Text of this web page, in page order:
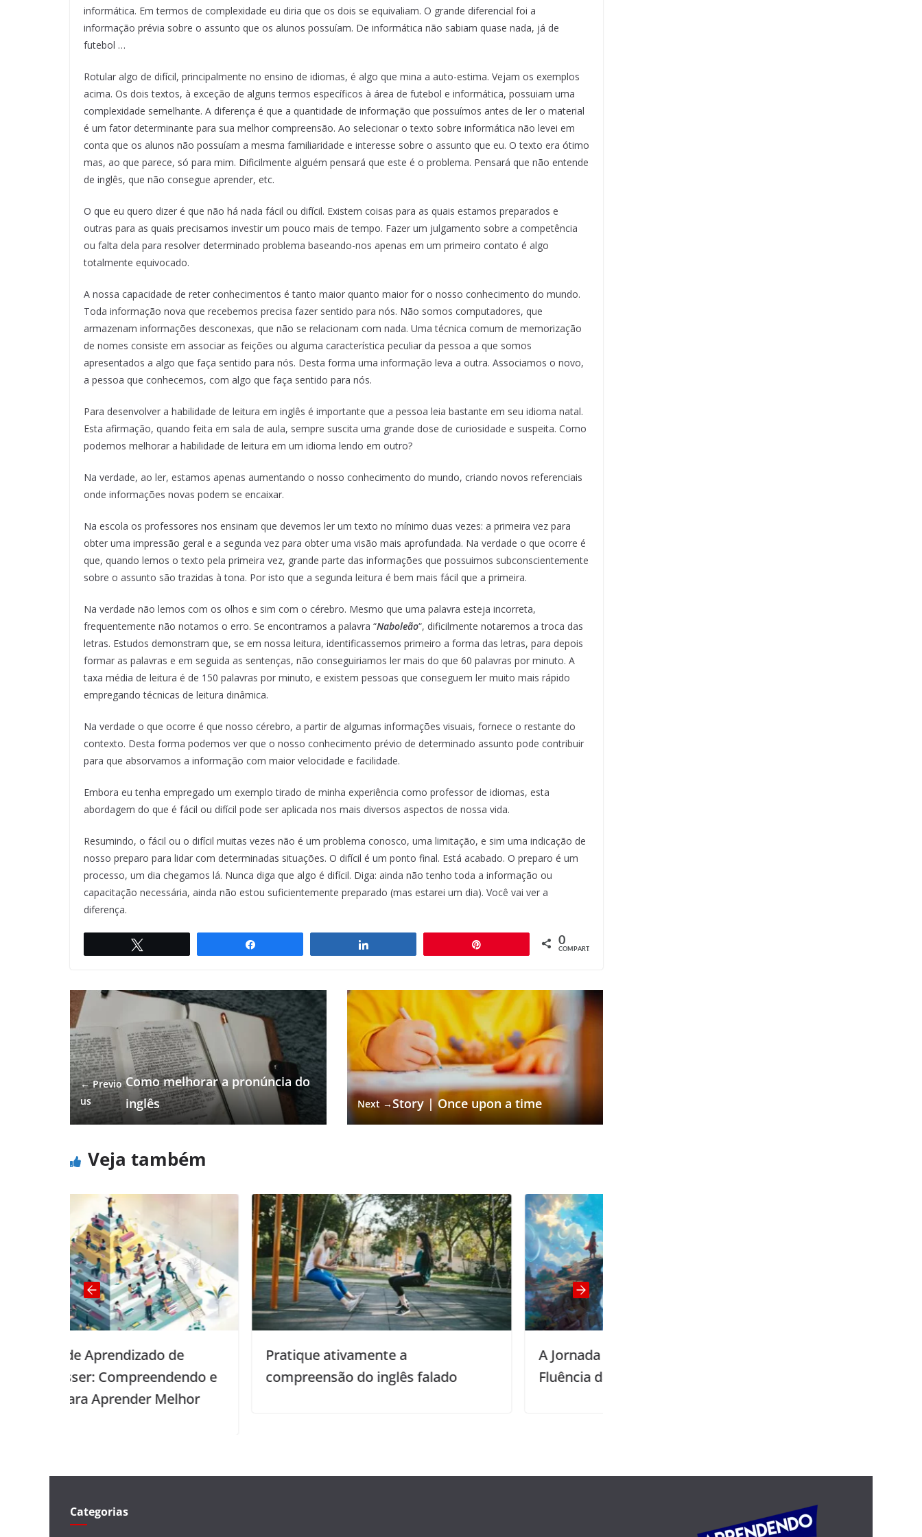
informática. Em termos de complexidade eu diria que os dois se equivaliam. O grande diferencial foi a
informação prévia sobre o assunto que os alunos possuíam. De informática não sabiam quase nada, já de
futebol …
Rotular algo de difícil, principalmente no ensino de idiomas, é algo que mina a auto-estima. Vejam os exemplos
acima. Os dois textos, à exceção de alguns termos específicos à área de futebol e informática, possuiam uma
complexidade semelhante. A diferença é que a quantidade de informação que possuímos antes de ler o material
é um fator determinante para sua melhor compreensão. Ao selecionar o texto sobre informática não levei em
conta que os alunos não possuíam a mesma familiaridade e interesse sobre o assunto que eu. O texto era ótimo
mas, ao que parece, só para mim. Dificilmente alguém pensará que este é o problema. Pensará que não entende
de inglês, que não consegue aprender, etc.
O que eu quero dizer é que não há nada fácil ou difícil. Existem coisas para as quais estamos preparados e
outras para as quais precisamos investir um pouco mais de tempo. Fazer um julgamento sobre a competência
ou falta dela para resolver determinado problema baseando-nos apenas em um primeiro contato é algo
totalmente equivocado.
A nossa capacidade de reter conhecimentos é tanto maior quanto maior for o nosso conhecimento do mundo.
Toda informação nova que recebemos precisa fazer sentido para nós. Não somos computadores, que
armazenam informações desconexas, que não se relacionam com nada. Uma técnica comum de memorização
de nomes consiste em associar as feições ou alguma característica peculiar da pessoa a que somos
apresentados a algo que faça sentido para nós. Desta forma uma informação leva a outra. Associamos o novo,
a pessoa que conhecemos, com algo que faça sentido para nós.
Para desenvolver a habilidade de leitura em inglês é importante que a pessoa leia bastante em seu idioma natal.
Esta afirmação, quando feita em sala de aula, sempre suscita uma grande dose de curiosidade e suspeita. Como
podemos melhorar a habilidade de leitura em um idioma lendo em outro?
Na verdade, ao ler, estamos apenas aumentando o nosso conhecimento do mundo, criando novos referenciais
onde informações novas podem se encaixar.
Na escola os professores nos ensinam que devemos ler um texto no mínimo duas vezes: a primeira vez para
obter uma impressão geral e a segunda vez para obter uma visão mais aprofundada. Na verdade o que ocorre é
que, quando lemos o texto pela primeira vez, grande parte das informações que possuimos subconscientemente
sobre o assunto são trazidas à tona. Por isto que a segunda leitura é bem mais fácil que a primeira.
Na verdade não lemos com os olhos e sim com o cérebro. Mesmo que uma palavra esteja incorreta,
frequentemente não notamos o erro. Se encontramos a palavra “Naboleão“, dificilmente notaremos a troca das
letras. Estudos demonstram que, se em nossa leitura, identificassemos primeiro a forma das letras, para depois
formar as palavras e em seguida as sentenças, não conseguiriamos ler mais do que 60 palavras por minuto. A
taxa média de leitura é de 150 palavras por minuto, e existem pessoas que conseguem ler muito mais rápido
empregando técnicas de leitura dinâmica.
Na verdade o que ocorre é que nosso cérebro, a partir de algumas informações visuais, fornece o restante do
contexto. Desta forma podemos ver que o nosso conhecimento prévio de determinado assunto pode contribuir
para que absorvamos a informação com maior velocidade e facilidade.
Embora eu tenha empregado um exemplo tirado de minha experiência como professor de idiomas, esta
abordagem do que é fácil ou difícil pode ser aplicada nos mais diversos aspectos de nossa vida.
Resumindo, o fácil ou o difícil muitas vezes não é um problema conosco, uma limitação, e sim uma indicação de
nosso preparo para lidar com determinadas situações. O difícil é um ponto final. Está acabado. O preparo é um
processo, um dia chegamos lá. Nunca diga que algo é difícil. Diga: ainda não tenho toda a informação ou
capacitação necessária, ainda não estou suficientemente preparado (mas estarei um dia). Você vai ver a
diferença.
0
COMPART.
← Previo
us
Como melhorar a pronúncia do
inglês
Next →Story | Once upon a time
Veja também
Pratique ativamente a
compreensão do inglês falado
A Jornada do Herói e a Jornada da
Fluência da Língua Inglesa
Categorias